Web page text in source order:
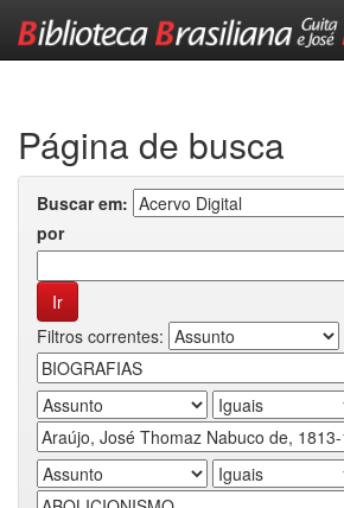
Página de busca
Buscar em:
por
Filtros correntes: